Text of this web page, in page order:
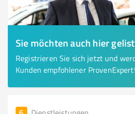
Sie möchten auch hier
Registrieren Sie sich jetzt und
Kunden empfohlener ProvenExpert!